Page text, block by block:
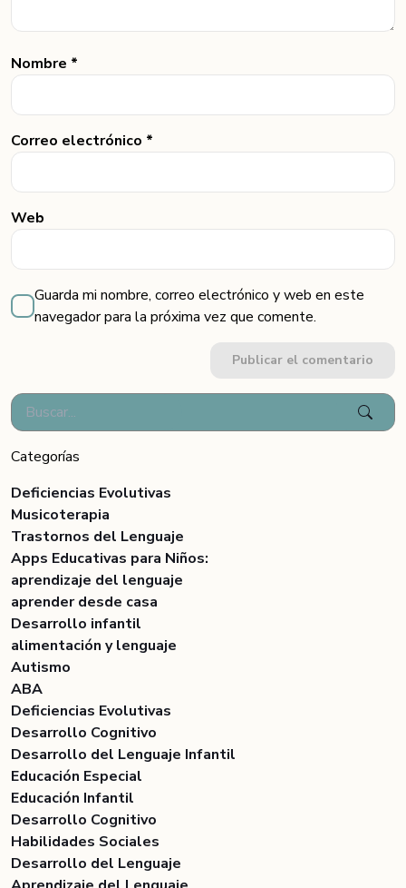
Nombre *
Correo electrónico *
Web
Guarda mi nombre, correo electrónico y web en este
navegador para la próxima vez que comente.
Publicar el comentario
Categorías
Deficiencias Evolutivas
Musicoterapia
Trastornos del Lenguaje
Apps Educativas para Niños:
aprendizaje del lenguaje
aprender desde casa
Desarrollo infantil
alimentación y lenguaje
Autismo
ABA
Deficiencias Evolutivas
Desarrollo Cognitivo
Desarrollo del Lenguaje Infantil
Educación Especial
Educación Infantil
Desarrollo Cognitivo
Habilidades Sociales
Desarrollo del Lenguaje